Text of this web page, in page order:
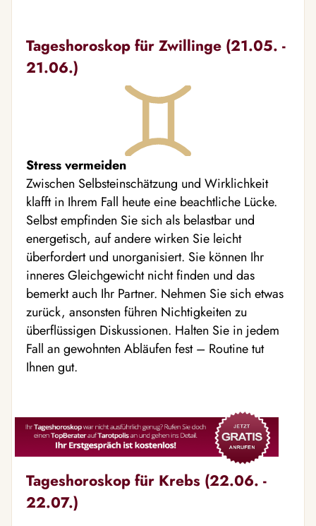
Tageshoroskop für Zwillinge (21.05. -
21.06.)
Stress vermeiden
Zwischen Selbsteinschätzung und Wirklichkeit
klafft in Ihrem Fall heute eine beachtliche Lücke.
Selbst empfinden Sie sich als belastbar und
energetisch, auf andere wirken Sie leicht
überfordert und unorganisiert. Sie können Ihr
inneres Gleichgewicht nicht finden und das
bemerkt auch Ihr Partner. Nehmen Sie sich etwas
zurück, ansonsten führen Nichtigkeiten zu
überflüssigen Diskussionen. Halten Sie in jedem
Fall an gewohnten Abläufen fest – Routine tut
Ihnen gut.
Tageshoroskop für Krebs (22.06. -
22.07.)